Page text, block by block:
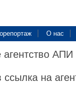
О нас
на